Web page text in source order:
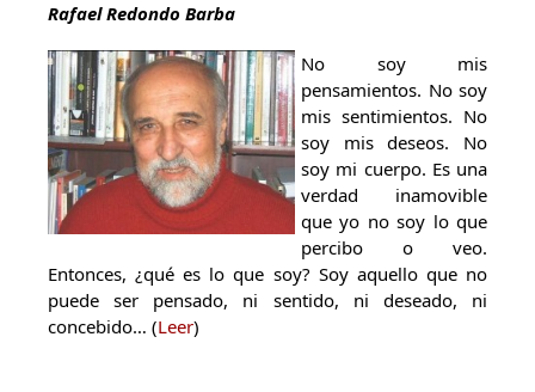
Rafael Redondo Barba
No soy mis
pensamientos. No soy
mis sentimientos. No
soy mis deseos. No
soy mi cuerpo. Es una
verdad inamovible
que yo no soy lo que
percibo o veo.
Entonces, ¿qué es lo que soy? Soy aquello que no
puede ser pensado, ni sentido, ni deseado, ni
concebido… (Leer)